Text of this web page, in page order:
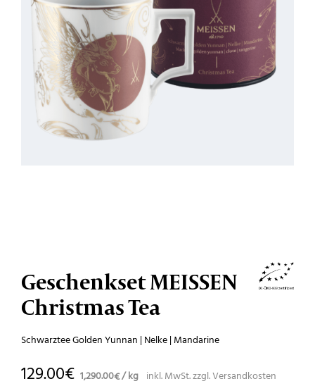
Geschenkset MEISSEN
Christmas Tea
Schwarztee Golden Yunnan | Nelke | Mandarine
129.00€ 1,290.00€/kg inkl. MwSt.zzgl.Versandkosten